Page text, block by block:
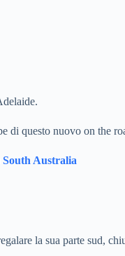
di questo nuovo on the
South Australia
la sua parte sud,